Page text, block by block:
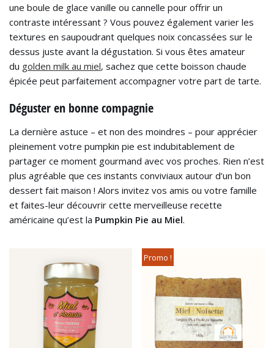
une boule de glace vanille ou cannelle pour offrir un
contraste intéressant ? Vous pouvez également varier les
textures en saupoudrant quelques noix concassées sur le
dessus juste avant la dégustation. Si vous êtes amateur
du golden milk au miel, sachez que cette boisson chaude
épicée peut parfaitement accompagner votre part de tarte.
Déguster en bonne compagnie
La dernière astuce – et non des moindres – pour apprécier
pleinement votre pumpkin pie est indubitablement de
partager ce moment gourmand avec vos proches. Rien n’est
plus agréable que ces instants conviviaux autour d’un bon
dessert fait maison ! Alors invitez vos amis ou votre famille
et faites-leur découvrir cette merveilleuse recette
américaine qu’est la Pumpkin Pie au Miel.
Promo !